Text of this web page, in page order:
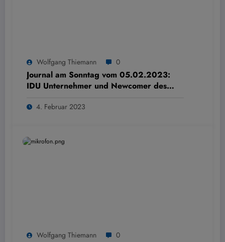
Wolfgang Thiemann 0
Journal am Sonntag vom 05.02.2023:
IDU Unternehmer und Newcomer des
4. Februar 2023
Wolfgang Thiemann 0